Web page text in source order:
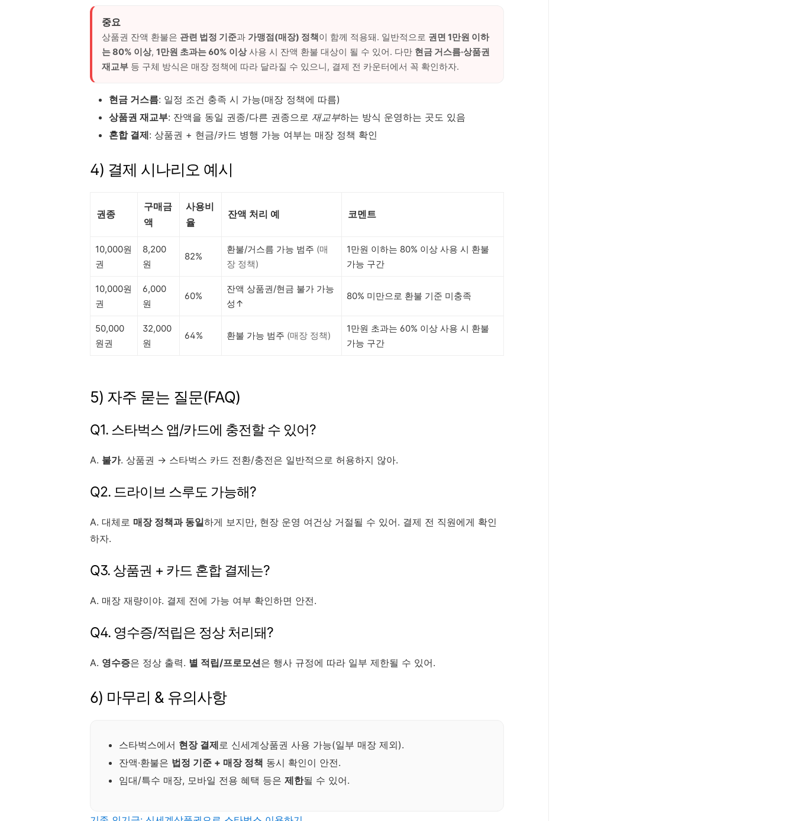
중요
상품권 잔액 환불은 관련 법정 기준과 가맹점(매장) 정책이 함께 적용돼. 일반적으로 권면 1만원 이하
는 80% 이상, 1만원 초과는 60% 이상사용 시 잔액 환불 대상이 될 수 있어. 다만 현금 거스름·상품권
재교부 등 구체 방식은 매장 정책에 따라 달라질 수 있으니, 결제 전 카운터에서 꼭 확인하자.
현금 거스름: 일정 조건 충족 시 가능(매장 정책에 따름)
상품권 재교부: 잔액을 동일 권종/다른 권종으로 재교부하는 방식 운영하는 곳도 있음
혼합 결제: 상품권 + 현금/카드 병행 가능 여부는 매장 정책 확인
4) 결제 시나리오 예시
권종
구매금
액
사용비
율
잔액 처리 예 코멘트
10,000원
권
8,200
원
82%
환불/거스름 가능 범주 (매
장 정책)
1만원 이하는 80% 이상 사용 시 환불
가능 구간
10,000원
권
6,000
원
60%
잔액 상품권/현금 불가 가능
성↑
80% 미만으로 환불 기준 미충족
50,000
원권
32,000
원
64% 환불 가능 범주 (매장 정책)
1만원 초과는 60% 이상 사용 시 환불
가능 구간
5) 자주 묻는 질문(FAQ)
Q1. 스타벅스 앱/카드에 충전할 수 있어?
A. 불가. 상품권 → 스타벅스 카드 전환/충전은 일반적으로 허용하지 않아.
Q2. 드라이브 스루도 가능해?
A. 대체로 매장 정책과 동일하게 보지만, 현장 운영 여건상 거절될 수 있어. 결제 전 직원에게 확인
하자.
Q3. 상품권 + 카드 혼합 결제는?
A. 매장 재량이야. 결제 전에 가능 여부 확인하면 안전.
Q4. 영수증/적립은 정상 처리돼?
A. 영수증은 정상 출력. 별 적립/프로모션은 행사 규정에 따라 일부 제한될 수 있어.
6) 마무리 & 유의사항
스타벅스에서 현장 결제로 신세계상품권 사용 가능(일부 매장 제외).
잔액·환불은 법정 기준 + 매장 정책 동시 확인이 안전.
임대/특수 매장, 모바일 전용 혜택 등은 제한될 수 있어.